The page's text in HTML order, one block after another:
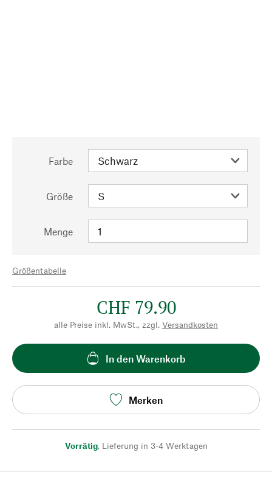
Farbe
Größe
Menge
Größentabelle
CHF 79.90
alle Preise inkl. MwSt., zzgl. Versandkosten
In den Warenkorb
Merken
Vorrätig, Lieferung in 3-4 Werktagen